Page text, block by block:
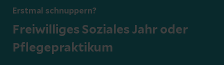
Erstmal schnuppern?
Freiwilliges Soziales Jahr oder
Pflegepraktikum